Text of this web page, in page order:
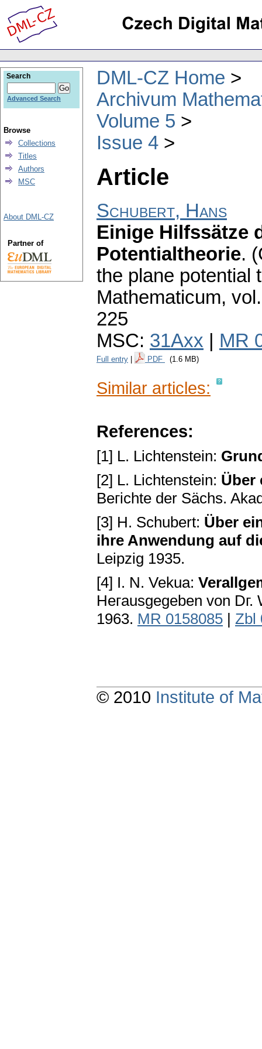
DML-CZ Home
Archivum
Volume 5
Issue 4
Article
Schubert, Hans
Einige Hilfssätze
Potentialtheorie.
the plane potential
Mathematicum,
225
MSC: 31Axx MR
Full entry PDF (1.6 MB)
Similar articles:
References:
[1] L. Lichtenstein:
[2] L. Lichtenstein: Über
Beгichte der Sächs.
[3] H. Schubert: Über
ihre Anwendung auf
Leipzig 1935.
[4] I. N. Vekua:
Heгausgegeben von
1963. MR 0158085 | Zbl
Search
Advanced Search
Browse
Collections
Titles
Authors
MSC
About DML-CZ
Partner of
© 2010 Institute of